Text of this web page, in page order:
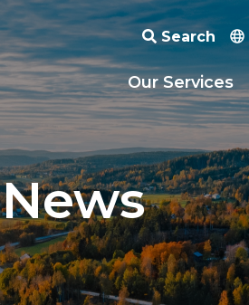
Search
Our Services
News